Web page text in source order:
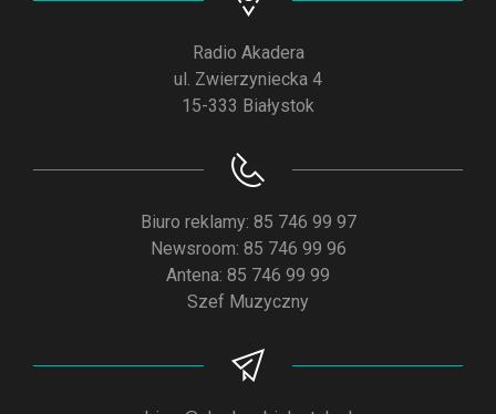
Radio Akadera
ul. Zwierzyniecka 4
15-333 Białystok
Biuro reklamy: 85 746 99 97
Newsroom: 85 746 99 96
Antena: 85 746 99 99
Szef Muzyczny